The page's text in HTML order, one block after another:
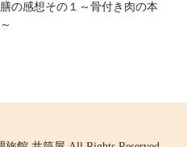
の感想その１～骨付き肉の本